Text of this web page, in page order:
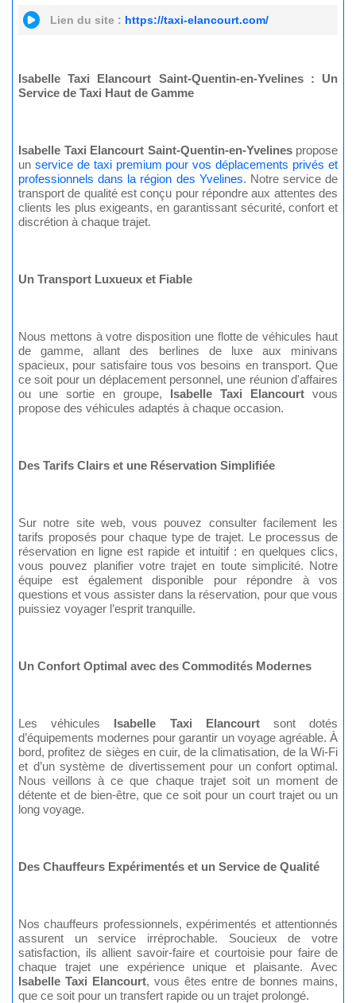
Lien du site : https://taxi-elancourt.com/
Isabelle Taxi Elancourt Saint-Quentin-en-Yvelines : Un
Service de Taxi Haut de Gamme
Isabelle Taxi Elancourt Saint-Quentin-en-Yvelinespropose
un service de taxi premium pour vos déplacements privés et
professionnels dans la région des Yvelines. Notre service de
transport de qualité est conçu pour répondre aux attentes des
clients les plus exigeants, en garantissant sécurité, confort et
discrétion à chaque trajet.
Un Transport Luxueux et Fiable
Nous mettons à votre disposition une flotte de véhicules haut
de gamme, allant des berlines de luxe aux minivans
spacieux, pour satisfaire tous vos besoins en transport. Que
ce soit pour un déplacement personnel, une réunion d'affaires
ou une sortie en groupe,
Isabelle Taxi Elancourt vous
propose des véhicules adaptés à chaque occasion.
Des Tarifs Clairs et une Réservation Simplifiée
Sur notre site web, vous pouvez consulter facilement les
tarifs proposés pour chaque type de trajet. Le processus de
réservation en ligne est rapide et intuitif : en quelques clics,
vous pouvez planifier votre trajet en toute simplicité. Notre
équipe est également disponible pour répondre à vos
questions et vous assister dans la réservation, pour que vous
puissiez voyager l’esprit tranquille.
Un Confort Optimal avec des Commodités Modernes
Les véhicules Isabelle Taxi Elancourtsont dotés
d’équipements modernes pour garantir un voyage agréable. À
bord, profitez de sièges en cuir, de la climatisation, de la Wi-Fi
et d’un système de divertissement pour un confort optimal.
Nous veillons à ce que chaque trajet soit un moment de
détente et de bien-être, que ce soit pour un court trajet ou un
long voyage.
Des Chauffeurs Expérimentés et un Service de Qualité
Nos chauffeurs professionnels, expérimentés et attentionnés
assurent un service irréprochable. Soucieux de votre
satisfaction, ils allient savoir-faire et courtoisie pour faire de
chaque trajet une expérience unique et plaisante. Avec
Isabelle Taxi Elancourt, vous êtes entre de bonnes mains,
que ce soit pour un transfert rapide ou un trajet prolongé.